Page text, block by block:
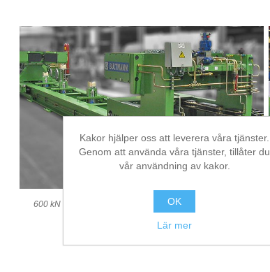
600 kN Stretching machine for aluminium-alloyed profiles
Kakor hjälper oss att leverera våra tjänster.
Genom att använda våra tjänster, tillåter du
vår användning av kakor.
OK
Lär mer